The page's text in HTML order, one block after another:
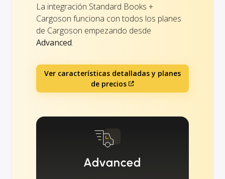
La integración Standard Books +
Cargoson funciona con todos los planes
de Cargoson empezando desde
Advanced.
Ver características detalladas y planes
de precios
Advanced